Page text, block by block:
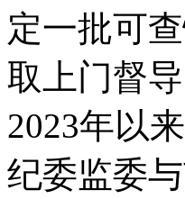
定一批可
取上门督
2023年以
纪委监委